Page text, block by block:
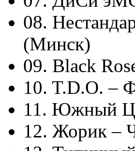
08.
(Минск)
09. Black
10. T.D.O. –
11. Южный
12. Жорик –